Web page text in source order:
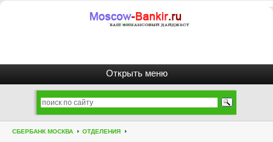
СБЕРБАНК МОСКВА ОТДЕЛЕНИЯ